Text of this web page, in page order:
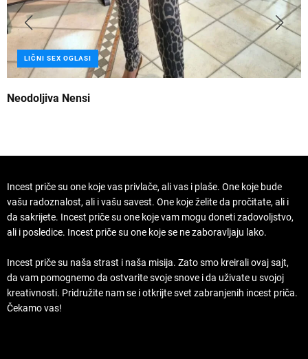
LIČNI SEX OGLASI
Neodoljiva Nensi
Incest priče su one koje vas privlače, ali vas i plaše. One koje bude
vašu radoznalost, ali i vašu savest. One koje želite da pročitate, ali i
da sakrijete. Incest priče su one koje vam mogu doneti zadovoljstvo,
ali i posledice. Incest priče su one koje se ne zaboravljaju lako.
Incest priče su naša strast i naša misija. Zato smo kreirali ovaj sajt,
da vam pomognemo da ostvarite svoje snove i da uživate u svojoj
kreativnosti. Pridružite nam se i otkrijte svet zabranjenih incest priča.
Čekamo vas!